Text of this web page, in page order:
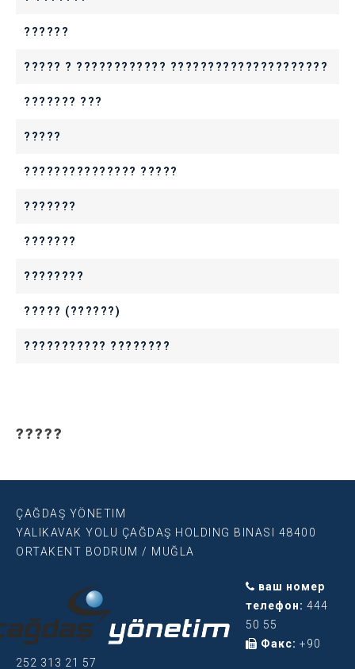
??????
????? ? ???????????? ?????????????????????
??????? ???
?????
??????????????? ?????
???????
???????
????????
????? (??????)
??????????? ????????
?????
ÇAĞDAŞ YÖNETIM
YALIKAVAK YOLU ÇAĞDAŞ HOLDING BINASI 48400
ORTAKENT BODRUM / MUĞLA
ваш номер
телефон: 444
50 55
Факс: +90
252 313 21 57